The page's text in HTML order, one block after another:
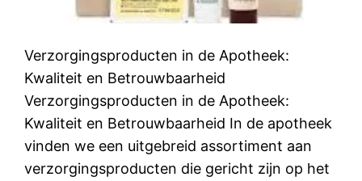
Verzorgingsproducten in de Apotheek:
Kwaliteit en Betrouwbaarheid
Verzorgingsproducten in de Apotheek:
Kwaliteit en Betrouwbaarheid In de apotheek
vinden we een uitgebreid assortiment aan
verzorgingsproducten die gericht zijn op het